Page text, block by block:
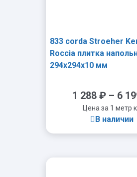
833 corda Stroeher
Roccia плитка
294x294x10 мм
1 288 ₽ – 6
Цена за 1 метр
В наличии